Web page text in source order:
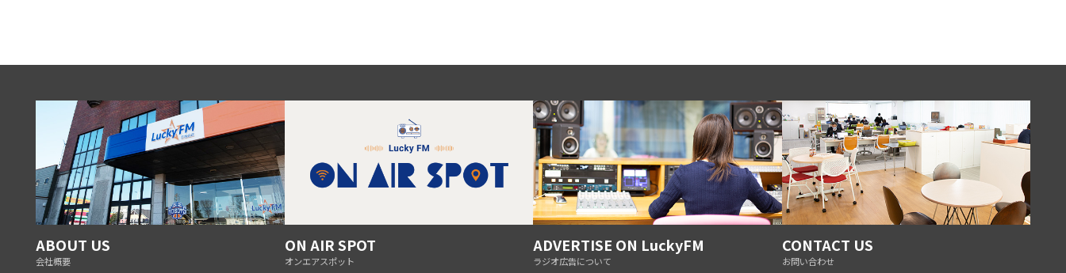
ABOUT US
会社概要
ON AIR SPOT
オンエアスポット
ADVERTISE ON LuckyFM
ラジオ広告について
CONTACT US
お問い合わせ